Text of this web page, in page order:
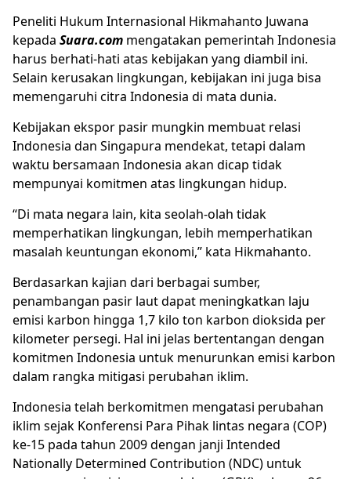
Peneliti Hukum Internasional Hikmahanto Juwana
kepada Suara.com mengatakan pemerintah Indonesia
harus berhati-hati atas kebijakan yang diambil ini.
Selain kerusakan lingkungan, kebijakan ini juga bisa
memengaruhi citra Indonesia di mata dunia.
Kebijakan ekspor pasir mungkin membuat relasi
Indonesia dan Singapura mendekat, tetapi dalam
waktu bersamaan Indonesia akan dicap tidak
mempunyai komitmen atas lingkungan hidup.
“Di mata negara lain, kita seolah-olah tidak
memperhatikan lingkungan, lebih memperhatikan
masalah keuntungan ekonomi,” kata Hikmahanto.
Berdasarkan kajian dari berbagai sumber,
penambangan pasir laut dapat meningkatkan laju
emisi karbon hingga 1,7 kilo ton karbon dioksida per
kilometer persegi. Hal ini jelas bertentangan dengan
komitmen Indonesia untuk menurunkan emisi karbon
dalam rangka mitigasi perubahan iklim.
Indonesia telah berkomitmen mengatasi perubahan
iklim sejak Konferensi Para Pihak lintas negara (COP)
ke-15 pada tahun 2009 dengan janji Intended
Nationally Determined Contribution (NDC) untuk